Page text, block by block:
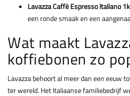
Lavazza Caffè Espresso Italiano
een ronde smaak en een
Wat maakt
koffiebonen zo
Lavazza behoort al meer dan een eeuw
ter wereld. Het Italiaanse familiebedrijf